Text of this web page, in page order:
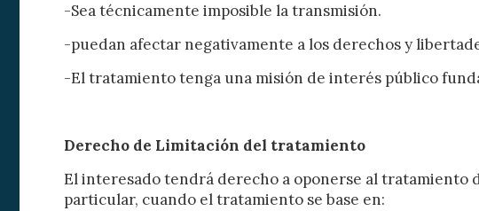
-Sea técnicamente imposible la transmisión.
-puedan afectar negativamente a los derechos y
-El tratamiento tenga una misión de interés público
Derecho de Limitación del tratamiento
El interesado tendrá derecho a oponerse al tratamiento
particular, cuando el tratamiento se base en: